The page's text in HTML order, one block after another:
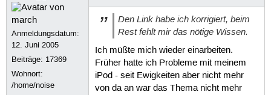
Anmeldungsdatum:
12. Juni 2005
Beiträge: 17369
Wohnort:
/home/noise
Den Link habe ich korrigiert, beim
Rest fehlt mir das nötige Wissen.
Ich müßte mich wieder einarbeiten.
Früher hatte ich Probleme mit meinem
iPod - seit Ewigkeiten aber nicht mehr
von da an war das Thema nicht mehr